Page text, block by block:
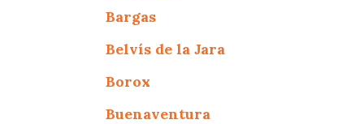
Bargas
Belvís de la Jara
Borox
Buenaventura